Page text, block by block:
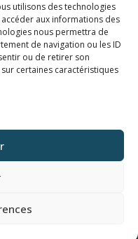
utilisons des technologies
aux informations des
nous permettra de
de navigation ou les ID
ou de retirer son
certaines caractéristiques
Tous droits réservés |